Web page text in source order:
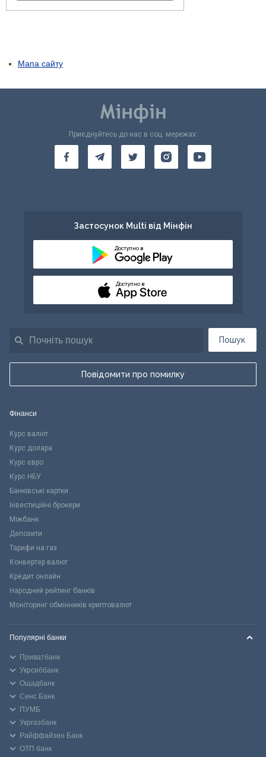
Мапа сайту
Пошук
Повідомити про помилку
Приєднуйтесь до нас в соц. мережах:
Застосунок Multi від Мінфін
Доступно в
Доступно в
Фінанси
Курс валют
Курс долара
Курс євро
Курс НБУ
Банківські картки
Інвестиційні брокери
Міжбанк
Депозити
Тарифи на газ
Конвертер валют
Кредит онлайн
Народний рейтинг банків
Моніторинг обмінників криптовалют
Популярні банки
Приватбанк
Укрсиббанк
Ощадбанк
Сенс Банк
ПУМБ
Укргазбанк
Райффайзен Банк
ОТП банк